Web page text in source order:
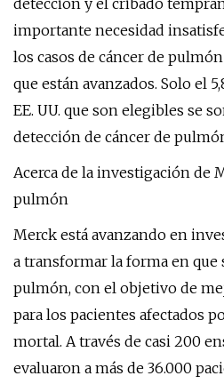
detección y el cribado
importante necesidad
los casos de cáncer de
que están avanzados. Solo el
EE. UU. que son elegibles se
detección de cáncer de
Acerca de la investigación de
pulmón
Merck está avanzando en
a transformar la forma en que
pulmón, con el objetivo de
para los pacientes afectados
mortal. A través de casi 200
evaluaron a más de 36.000